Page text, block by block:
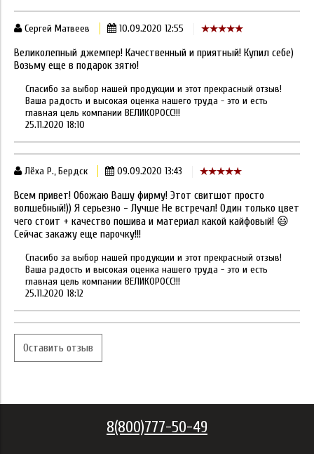
Сергей Матвеев 10.09.2020 12:55
Великолепный джемпер! Качественный и приятный! Купил себе)
Возьму еще в подарок зятю!
Спасибо за выбор нашей продукции и этот прекрасный отзыв!
Ваша радость и высокая оценка нашего труда - это и есть
главная цель компании ВЕЛИКОРОСС!!!
25.11.2020 18:10
Лёха Р., Бердск 09.09.2020 13:43
Всем привет! Обожаю Вашу фирму! Этот свитшот просто
волшебный!)) Я серьезно - Лучше Не встречал! Один только цвет
чего стоит + качество пошива и материал какой кайфовый! 😃
Сейчас закажу еще парочку!!!
Спасибо за выбор нашей продукции и этот прекрасный отзыв!
Ваша радость и высокая оценка нашего труда - это и есть
главная цель компании ВЕЛИКОРОСС!!!
25.11.2020 18:12
Оставить отзыв
8(800)777-50-49